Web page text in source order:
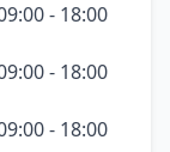
- 18:00
- 18:00
- 18:00